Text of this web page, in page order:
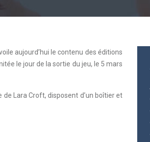
aujourd’hui le contenu des éditions
le jour de la sortie du jeu, le 5 mars
Lara Croft, disposent d’un boîtier et